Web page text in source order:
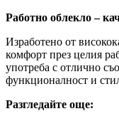
Работно облекло –
Изработено от
комфорт през целия
употреба с отлично
функционалност и
Разгледайте още: